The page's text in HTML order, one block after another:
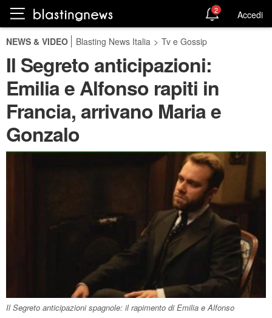
2 Accedi
NEWS & VIDEO Blasting News Italia > Tv e Gossip
Il Segreto anticipazioni:
Emilia e Alfonso rapiti in
Francia, arrivano Maria e
Gonzalo
Il Segreto anticipazioni spagnole: il rapimento di Emilia e Alfonso